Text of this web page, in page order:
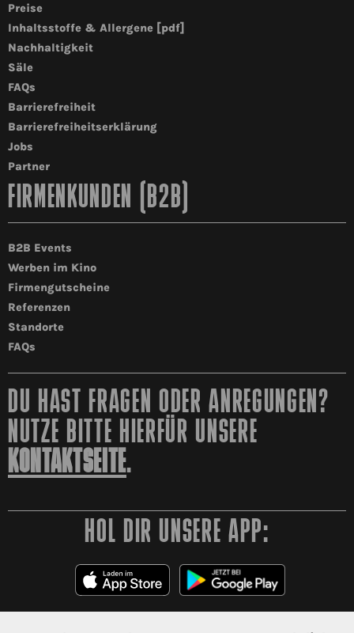
Preise
Inhaltsstoffe & Allergene [pdf]
Nachhaltigkeit
Säle
FAQs
Barrierefreiheit
Barrierefreiheitserklärung
Jobs
Partner
FIRMENKUNDEN (B2B)
B2B Events
Werben im Kino
Firmengutscheine
Referenzen
Standorte
FAQs
DU HAST FRAGEN ODER ANREGUNGEN?
NUTZE BITTE HIERFÜR UNSERE
KONTAKTSEITE.
HOL DIR UNSERE APP: